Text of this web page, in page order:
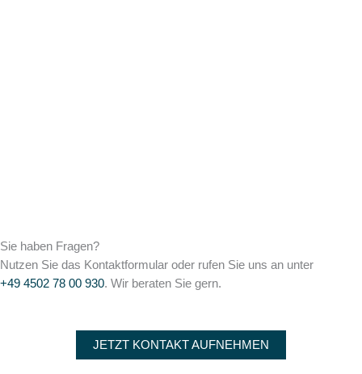
Sie haben Fragen?
Nutzen Sie das Kontaktformular oder rufen Sie uns an unter
+49 4502 78 00 930. Wir beraten Sie gern.
JETZT KONTAKT AUFNEHMEN